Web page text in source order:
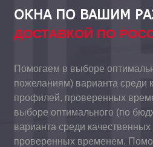
ОКНА ПО ВАШИМ
ДОСТАВКОЙ ПО
Помогаем в выборе
пожеланиям) варианта среди
профилей, проверенных
выборе оптимального (по
варианта среди
проверенных временем.